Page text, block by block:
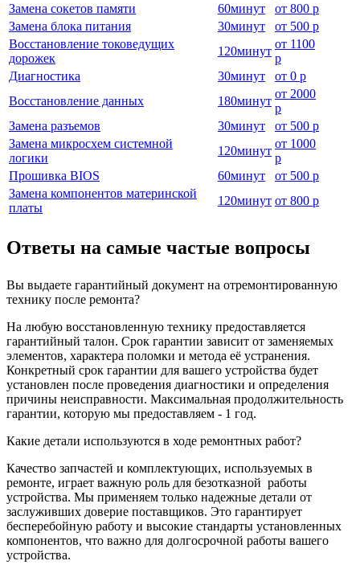
Замена сокетов памяти
60минут от 800 р
Замена блока питания
30минут от 500 р
Восстановление токоведущих
дорожек
120минут
от 1100
р
Диагностика
30минут от 0 р
Восстановление данных
180минут
от 2000
р
Замена разъемов
30минут от 500 р
Замена микросхем системной
логики
120минут
от 1000
р
Прошивка BIOS
60минут от 500 р
Замена компонентов материнской
платы
120минут от 800 р
Ответы на самые частые вопросы
Вы выдаете гарантийный документ на отремонтированную
технику после ремонта?
На любую восстановленную технику предоставляется
гарантийный талон. Срок гарантии зависит от заменяемых
элементов, характера поломки и метода её устранения.
Конкретный срок гарантии для вашего устройства будет
установлен после проведения диагностики и определения
причины неисправности. Максимальная продолжительность
гарантии, которую мы предоставляем - 1 год.
Какие детали используются в ходе ремонтных работ?
Качество запчастей и комплектующих, используемых в
ремонте, играет важную роль для безотказной работы
устройства. Мы применяем только надежные детали от
заслуживших доверие поставщиков. Это гарантирует
бесперебойную работу и высокие стандарты установленных
компонентов, что важно для долгосрочной работы вашего
устройства.